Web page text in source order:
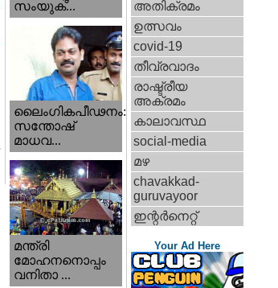
സംയുക്...
ലൈംഗികപീഢനം:
സന്തോഷ്
മാധവ...
മന്ത്രി
മോഹനനൊപ്പം
വനിതാ ...
അതിക്രമം
ഉത്സവം
covid-19
തീവ്രവാദം
രാഷ്ട്രീയ
അക്രമം
കാലാവസ്ഥ
social-media
മഴ
chavakkad-
guruvayoor
ഇന്റര്‍നെറ്റ്‌
Your Ad Here